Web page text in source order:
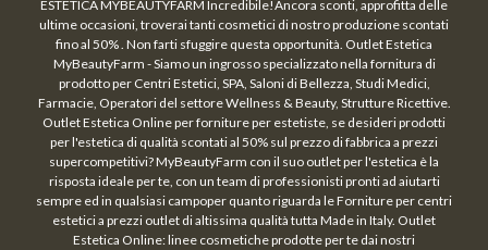
ESTETICA MYBEAUTYFARM Incredibile!Ancora sconti, approfitta delle
ultime occasioni, troverai tanti cosmetici di nostro produzione scontati
fino al 50% . Non farti sfuggire questa opportunità. Outlet Estetica
MyBeautyFarm - Siamo un ingrosso specializzato nella fornitura di
prodotto per Centri Estetici, SPA, Saloni di Bellezza, Studi Medici,
Farmacie, Operatori del settore Wellness & Beauty, Strutture Ricettive.
Outlet Estetica Online per forniture per estetiste, se desideri prodotti
per l'estetica di qualità scontati al 50% sul prezzo di fabbrica a prezzi
supercompetitivi? MyBeautyFarm con il suo outlet per l'estetica è la
risposta ideale per te, con un team di professionisti pronti ad aiutarti
sempre ed in qualsiasi campoper quanto riguarda le Forniture per centri
estetici a prezzi outlet di altissima qualità tutta Made in Italy. Outlet
Estetica Online: linee cosmetiche prodotte per te dai nostri